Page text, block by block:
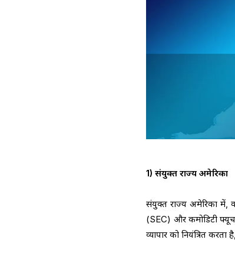
1) संयुक्त राज्य अमेरिका
संयुक्त राज्य अमेरिका में,
(SEC) और कमोडिटी
व्यापार को नियंत्रित